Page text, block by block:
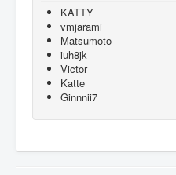
KATTY
vmjarami
Matsumoto
iuh8jk
Victor
Katte
Ginnnii7